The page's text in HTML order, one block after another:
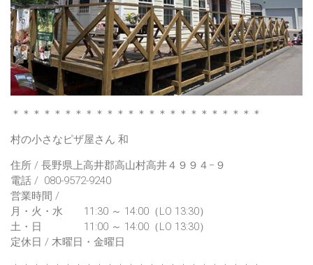
＊＊＊＊＊＊＊＊＊＊＊＊＊＊＊＊＊＊＊＊＊＊＊＊
村の小さなピザ屋さん 和
住所 / 長野県上高井郡高山村高井４９９４−９
電話 / 080-9572-9240
営業時間 /
月・火・水 11:30 ～ 14:00（LO 13:30）
土・日 11:00 ～ 14:00（LO 13:30）
定休日 / 木曜日・金曜日